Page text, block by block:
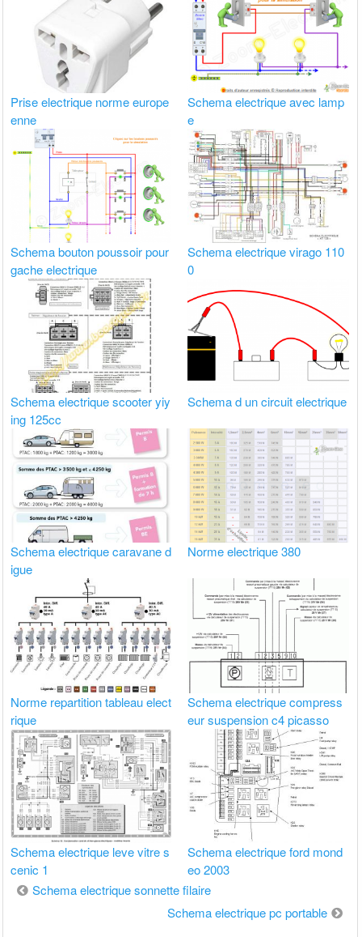
Prise electrique norme europe
enne
Schema electrique avec lamp
e
Schema bouton poussoir pour
gache electrique
Schema electrique virago 110
0
Schema electrique scooter yiy
ing 125cc
Schema d un circuit electrique
Schema electrique caravane d
igue
Norme electrique 380
Norme repartition tableau elect
rique
Schema electrique compress
eur suspension c4 picasso
Schema electrique leve vitre s
cenic 1
Schema electrique ford mond
eo 2003
Navigation
Schema electrique sonnette filaire
Schema electrique pc portable